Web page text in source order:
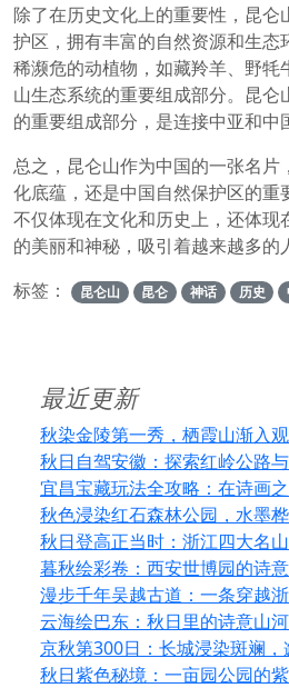
除了在历史文化上的重要性，昆仑
护区，拥有丰富的自然资源和生态
稀濒危的动植物，如藏羚羊、野牦
山生态系统的重要组成部分。昆仑
的重要组成部分，是连接中亚和中
总之，昆仑山作为中国的一张名片
化底蕴，还是中国自然保护区的重
不仅体现在文化和历史上，还体现
的美丽和神秘，吸引着越来越多的
标签：
昆仑山 昆仑 神话 历史
最近更新
秋染金陵第一秀，栖霞山渐入
秋日自驾安徽：探索红岭公路
宜昌宝藏玩法全攻略：在诗画
秋色浸染红石森林公园，水墨
秋日登高正当时：浙江四大名
暮秋绘彩卷：西安世博园的诗
漫步千年吴越古道：一条穿越
云海绘巴东：秋日里的诗意山
京秋第300日：长城浸染斑斓
秋日紫色秘境：一亩园公园的